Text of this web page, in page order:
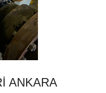
ANKARA